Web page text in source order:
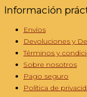
Información
Envíos
Devoluciones y
Términos y
Sobre nosotros
Pago seguro
Política de